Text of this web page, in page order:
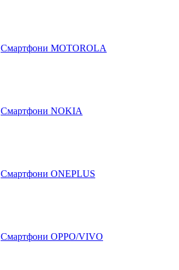
Смартфони MOTOROLA
Смартфони NOKIA
Смартфони ONEPLUS
Смартфони OPPO/VIVO